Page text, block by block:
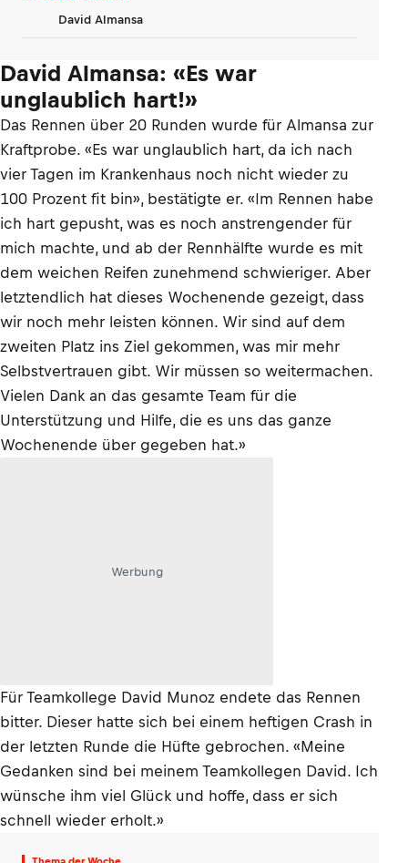
David Almansa
David Almansa: «Es war
unglaublich hart!»
Das Rennen über 20 Runden wurde für Almansa zur
Kraftprobe. «Es war unglaublich hart, da ich nach
vier Tagen im Krankenhaus noch nicht wieder zu
100 Prozent fit bin», bestätigte er. «Im Rennen habe
ich hart gepusht, was es noch anstrengender für
mich machte, und ab der Rennhälfte wurde es mit
dem weichen Reifen zunehmend schwieriger. Aber
letztendlich hat dieses Wochenende gezeigt, dass
wir noch mehr leisten können. Wir sind auf dem
zweiten Platz ins Ziel gekommen, was mir mehr
Selbstvertrauen gibt. Wir müssen so weitermachen.
Vielen Dank an das gesamte Team für die
Unterstützung und Hilfe, die es uns das ganze
Wochenende über gegeben hat.»
Werbung
Für Teamkollege David Munoz endete das Rennen
bitter. Dieser hatte sich bei einem heftigen Crash in
der letzten Runde die Hüfte gebrochen. «Meine
Gedanken sind bei meinem Teamkollegen David. Ich
wünsche ihm viel Glück und hoffe, dass er sich
schnell wieder erholt.»